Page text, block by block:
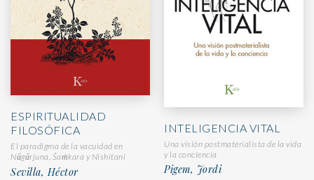
ESPIRITUALIDAD
FILOSÓFICA
El paradigma de la vacuidad en
Nāgārjuna, Śaṁkara y Nishitani
Sevilla, Héctor
INTELIGENCIA VITAL
Una visión postmaterialista de la vida
y la conciencia
Pigem, Jordi